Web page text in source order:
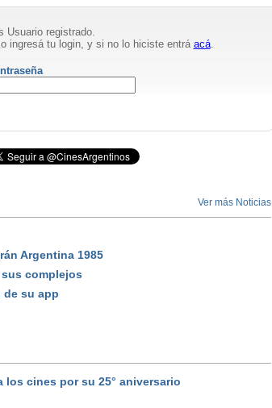
Usuario registrado.
ingresá tu login, y si no lo hiciste entrá acá.
Ver más Noticias
Argentina 1985
complejos
de su app
cines por su 25° aniversario